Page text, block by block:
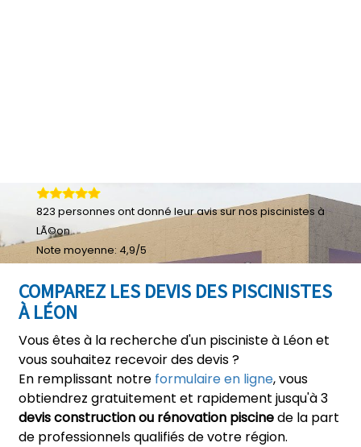
COMPAREZ LES DEVIS DES PISCINISTES
À LÉON
Vous êtes à la recherche d'un pisciniste à Léon et
vous souhaitez recevoir des devis ?
En remplissant notre formulaire en ligne, vous
obtiendrez gratuitement et rapidement jusqu'à 3
devis construction ou rénovation piscinede la part
de professionnels qualifiés de votre région.
823 personnes ont donné leuravis sur nos piscinistes à
LÃ©on
Note moyenne: 4,9/5